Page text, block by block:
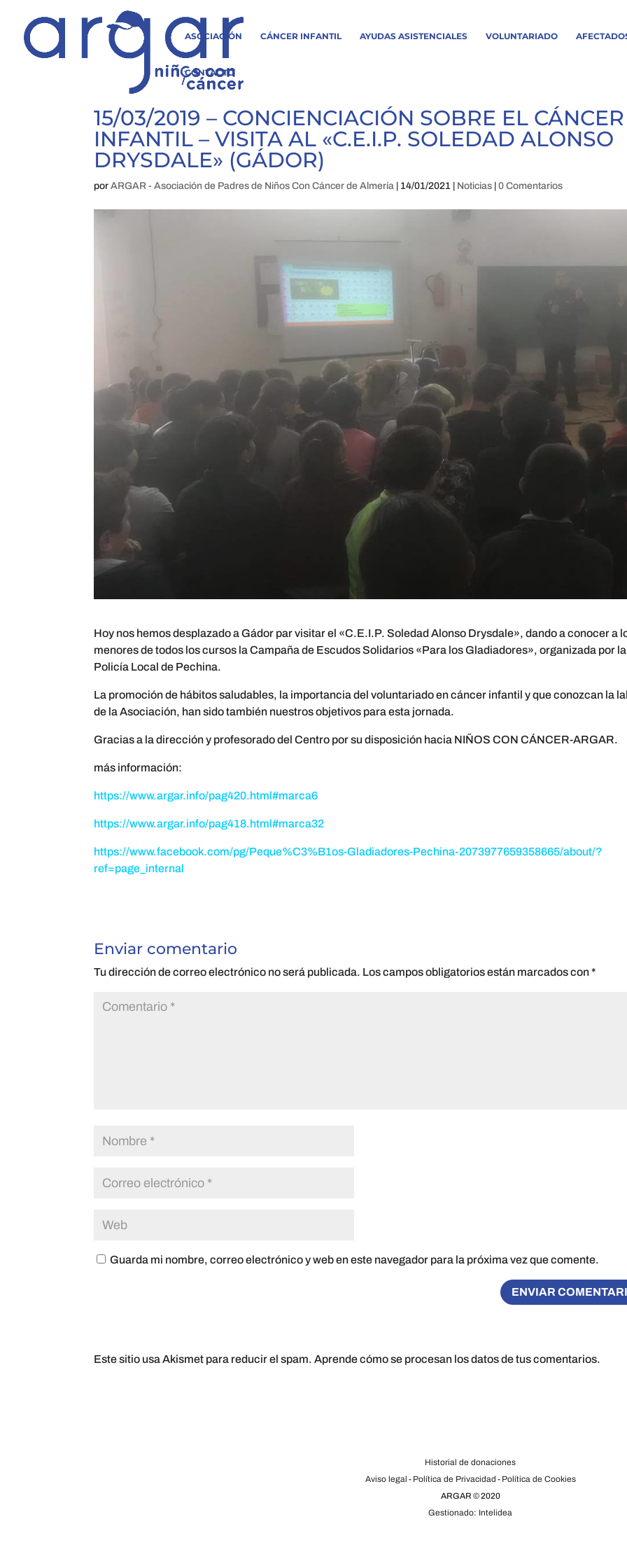
ASOCIACIÓN CÁNCER INFANTIL AYUDAS ASISTENCIALES VOLUNTARIADO
CONTACTO
15/03/2019 – CONCIENCIACIÓN SOBRE EL CÁNCER
INFANTIL – VISITA AL «C.E.I.P. SOLEDAD ALONSO
DRYSDALE» (GÁDOR)
porARGAR - Asociación de Padres de Niños Con Cáncer de Almería 14/01/2021 Noticias |0 Comentarios
Hoy nos hemos desplazado a Gádor par visitar el «C.E.I.P. Soledad Alonso Drysdale», dando a conocer a
menores de todos los cursos la Campaña de Escudos Solidarios «Para los Gladiadores», organizada por la
Policía Local de Pechina.
La promoción de hábitos saludables, la importancia del voluntariado en cáncer infantil y que conozcan la
de la Asociación, han sido también nuestros objetivos para esta jornada.
Gracias a la dirección y profesorado del Centro por su disposición hacia NIÑOS CON CÁNCER-ARGAR.
más información:
https://www.argar.info/pag420.html#marca6
https://www.argar.info/pag418.html#marca32
https://www.facebook.com/pg/Peque%C3%B1os-Gladiadores-Pechina-2073977659358665/about/?
ref=page_internal
Enviar comentario
Tu dirección de correo electrónico no será publicada. Los campos obligatorios están marcados con*
Guarda mi nombre, correo electrónico y web en este navegador para la próxima vez que comente.
Este sitio usa Akismet para reducir el spam.Aprende cómo se procesan los datos de tus comentarios.
Historial de donaciones
Aviso legal - Política de Privacidad - Política de Cookies
ARGAR © 2020
Gestionado: Intelidea